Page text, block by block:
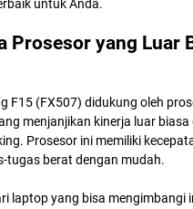
untuk Anda.
Prosesor yang Luar
F15 (FX507) didukung oleh
menjanjikan kinerja luar
Prosesor ini memiliki
tugas berat dengan mudah.
laptop yang bisa